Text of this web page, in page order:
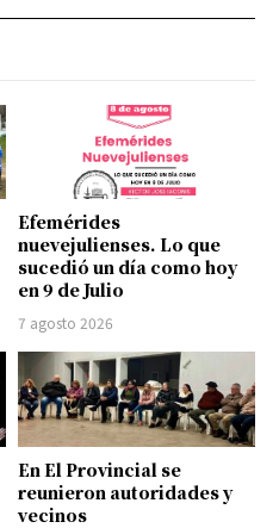
Efemérides
nuevejulienses. Lo que
sucedió un día como hoy
en 9 de Julio
7 agosto 2026
En El Provincial se
reunieron autoridades y
vecinos